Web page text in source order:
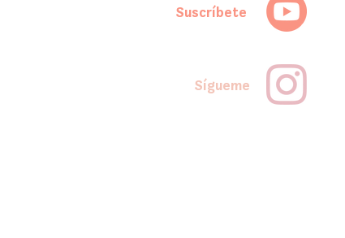
Suscríbete
Sígueme